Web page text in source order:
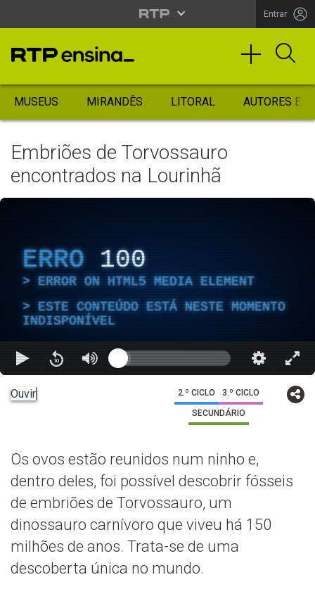
Entrar
MUSEUS MIRANDÊS LITORAL AUTORES
Embriões de Torvossauro
encontrados na Lourinhã
ERRO 100
ERROR ON HTML5 MEDIA ELEMENT
ESTE CONTEÚDO ESTÁ NESTE MOMENTO
INDISPONÍVEL
Ouvir 2.º CICLO 3.º CICLO
SECUNDÁRIO
Os ovos estão reunidos num ninho e,
dentro deles, foi possível descobrir fósseis
de embriões de Torvossauro, um
dinossauro carnívoro que viveu há 150
milhões de anos. Trata-se de uma
descoberta única no mundo.